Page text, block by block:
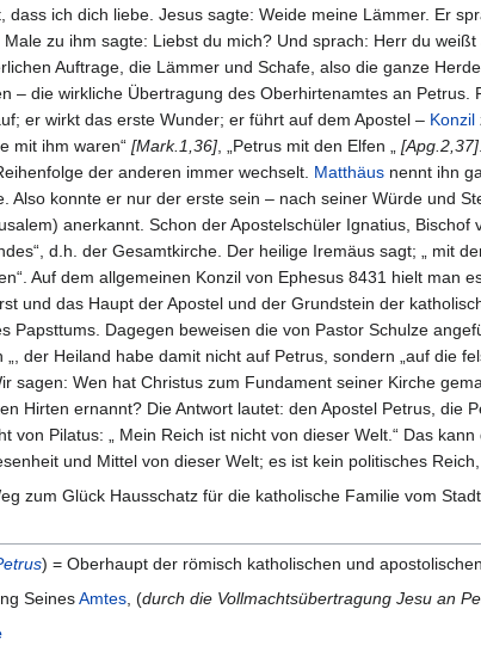
dass ich dich liebe. Jesus sagte: Weide meine Lämmer. Er
zu ihm sagte: Liebst du mich? Und sprach: Herr du
Auftrage, die Lämmer und Schafe, also die ganze
– die wirkliche Übertragung des Oberhirtenamtes an
er wirkt das erste Wunder; er führt auf dem Apostel – Konzil
mit ihm waren“ [Mark.1,36], „Petrus mit den Elfen „ [Apg.2,37]
der anderen immer wechselt. Matthäus nennt ihn
Also konnte er nur der erste sein – nach seiner Würde und
anerkannt. Schon der Apostelschüler Ignatius, Bischof
d.h. der Gesamtkirche. Der heilige Iremäus sagt; „ mit
Auf dem allgemeinen Konzil von Ephesus 8431 hielt man
und das Haupt der Apostel und der Grundstein der
Papsttums. Dagegen beweisen die von Pastor Schulze
„, der Heiland habe damit nicht auf Petrus, sondern „auf die
sagen: Wen hat Christus zum Fundament seiner Kirche
Hirten ernannt? Die Antwort lautet: den Apostel Petrus, die
von Pilatus: „ Mein Reich ist nicht von dieser Welt.“ Das
und Mittel von dieser Welt; es ist kein politisches
zum Glück Hausschatz für die katholische Familie vom
) = Oberhaupt der römisch katholischen und
SeinesAmtes , (durch die Vollmachtsübertragung Jesu an